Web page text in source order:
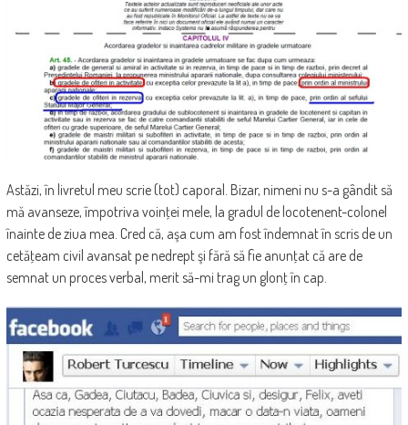
Astăzi, în livretul meu scrie (tot) caporal. Bizar, nimeni nu s-a gândit să
mă avanseze, împotriva voinţei mele, la gradul de locotenent-colonel
înainte de ziua mea. Cred că, aşa cum am fost îndemnat în scris de un
cetăţeam civil avansat pe nedrept şi fără să fie anunţat că are de
semnat un proces verbal, merit să-mi trag un glonţ în cap.